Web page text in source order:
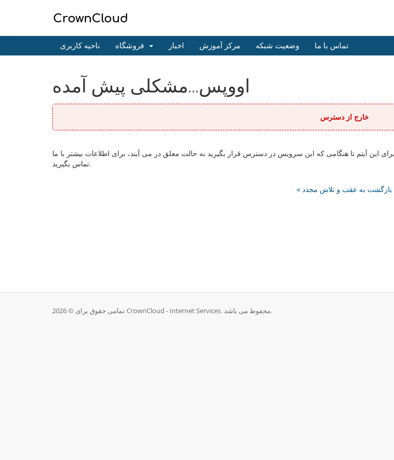
ناحیه کاربری اخبار مرکز آموزش وضعیت شبکه تماس با ما
اووپس...مشکلی پیش آمده
خارج از دسترس
آیتم تا هنگامی که این سرویس در دسترس قرار بگیرید به حالت معلق در می آیند، برای اطلاعات بیشتر با ما
تماس بگیرید.
« بازگشت به عقب و تلاش مجدد
تمامی حقوق برای © 2026 CrownCloud - Internet Services. محفوط می باشد.